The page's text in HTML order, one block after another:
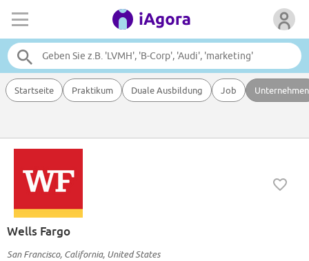
Startseite Praktikum Duale Ausbildung Job Unternehmen
Wells Fargo
San Francisco, California, United States